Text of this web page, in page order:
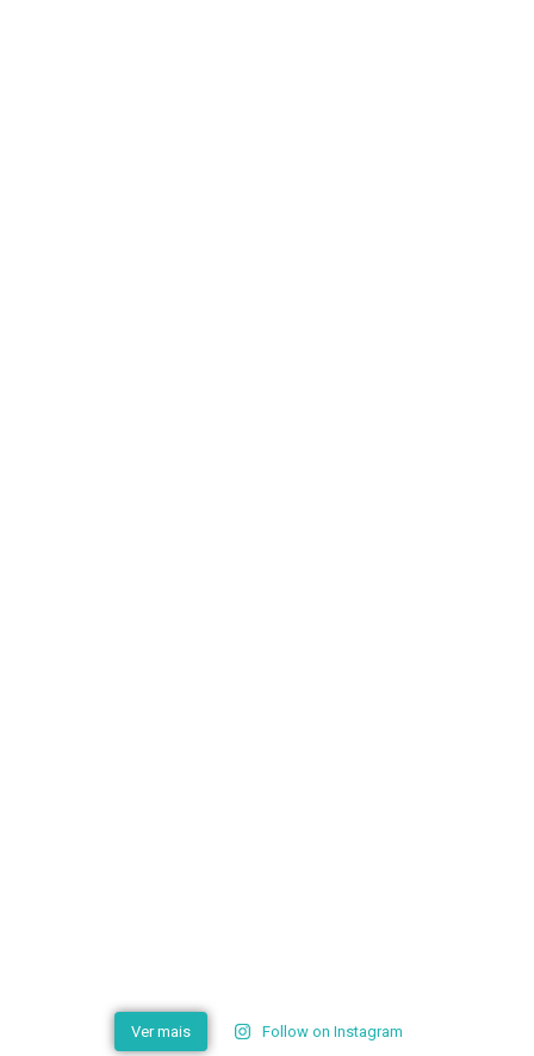
Ver mais Follow on Instagram